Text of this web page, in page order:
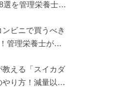
選を管理栄養士が
ンビニで買うべき
管理栄養士がロ
教える「スイカダ
り方！減量以外